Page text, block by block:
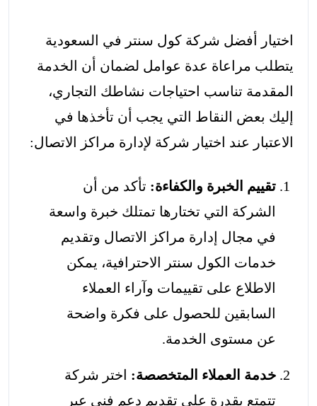
اختيار أفضل شركة كول سنتر في السعودية
يتطلب مراعاة عدة عوامل لضمان أن الخدمة
المقدمة تناسب احتياجات نشاطك التجاري،
إليك بعض النقاط التي يجب أن تأخذها في
الاعتبار عند اختيار شركة لإدارة مراكز الاتصال:
تقييم الخبرة والكفاءة: تأكد من أن
الشركة التي تختارها تمتلك خبرة واسعة
في مجال إدارة مراكز الاتصال وتقديم
خدمات الكول سنتر الاحترافية، يمكن
الاطلاع على تقييمات وآراء العملاء
السابقين للحصول على فكرة واضحة
عن مستوى الخدمة.
خدمة العملاء المتخصصة: اختر شركة
تتمتع بقدرة على تقديم دعم فني عبر